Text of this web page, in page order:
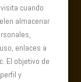
cuando
almacenar
enlaces a
El objetivo de
y